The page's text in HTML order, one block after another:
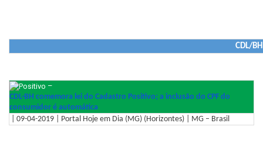
CDL/
–
CDL-BH comemora lei do Cadastro Positivo; a inclusão do CPF do
consumidor é automática
| 09-04-2019 | Portal Hoje em Dia (MG) (Horizontes) | MG – Brasil